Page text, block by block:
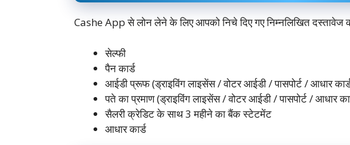
Cashe App से लोन लेने के लिए आपको निचे दिए गए निम्नलिखित दस्तावेज
सेल्फी
पैन कार्ड
आईडी प्रूफ (ड्राइविंग लाइसेंस / वोटर आईडी / पासपोर्ट / आधार
पते का प्रमाण (ड्राइविंग लाइसेंस / वोटर आईडी / पासपोर्ट / आधार
सैलरी क्रेडिट के साथ 3 महीने का बैंक स्टेटमेंट
आधार कार्ड